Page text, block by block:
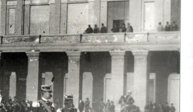
Rotary Club Bra: arriva il “Premio per l’Eccellenza” BRA